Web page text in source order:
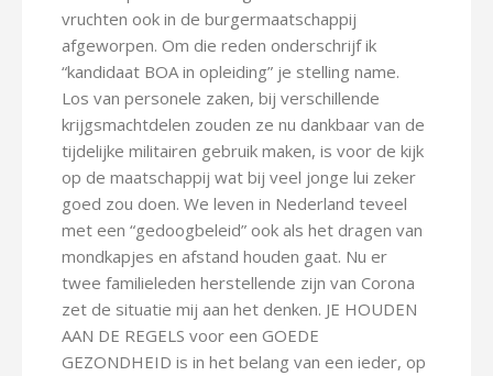
vruchten ook in de burgermaatschappij
afgeworpen. Om die reden onderschrijf ik
“kandidaat BOA in opleiding” je stelling name.
Los van personele zaken, bij verschillende
krijgsmachtdelen zouden ze nu dankbaar van de
tijdelijke militairen gebruik maken, is voor de kijk
op de maatschappij wat bij veel jonge lui zeker
goed zou doen. We leven in Nederland teveel
met een “gedoogbeleid” ook als het dragen van
mondkapjes en afstand houden gaat. Nu er
twee familieleden herstellende zijn van Corona
zet de situatie mij aan het denken. JE HOUDEN
AAN DE REGELS voor een GOEDE
GEZONDHEID is in het belang van een ieder, op